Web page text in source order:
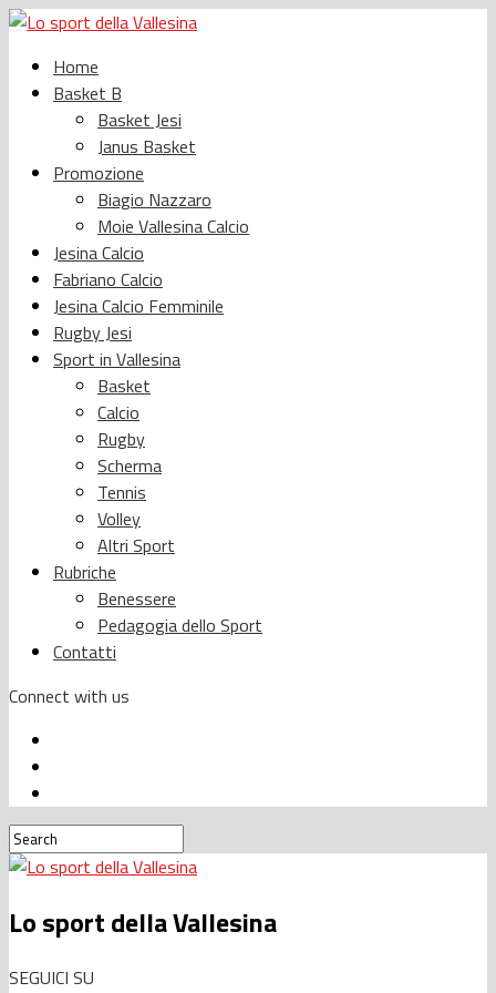
Home
Basket B
Basket Jesi
Janus Basket
Promozione
Biagio Nazzaro
Moie Vallesina Calcio
Jesina Calcio
Fabriano Calcio
Jesina Calcio Femminile
Rugby Jesi
Sport in Vallesina
Basket
Calcio
Rugby
Scherma
Tennis
Volley
Altri Sport
Rubriche
Benessere
Pedagogia dello Sport
Contatti
Connect with us
Lo sport della Vallesina
SEGUICI SU